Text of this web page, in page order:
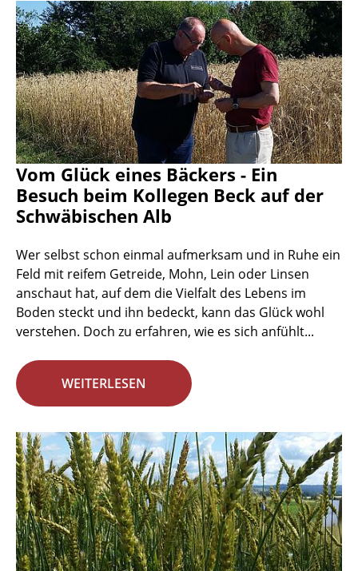
Vom Glück eines Bäckers - Ein
Besuch beim Kollegen Beck auf der
Schwäbischen Alb
Wer selbst schon einmal aufmerksam und in Ruhe ein
Feld mit reifem Getreide, Mohn, Lein oder Linsen
anschaut hat, auf dem die Vielfalt des Lebens im
Boden steckt und ihn bedeckt, kann das Glück wohl
verstehen. Doch zu erfahren, wie es sich anfühlt...
WEITERLESEN